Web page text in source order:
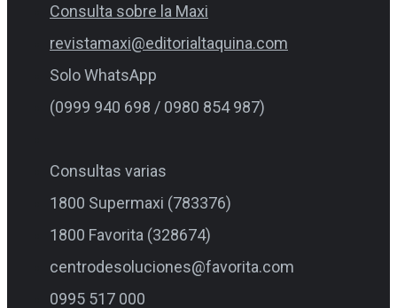
Consulta sobre la Maxi
revistamaxi@editorialtaquina.com
Solo WhatsApp
(0999 940 698 / 0980 854 987)
Consultas varias
1800 Supermaxi (783376)
1800 Favorita (328674)
centrodesoluciones@favorita.com
0995 517 000